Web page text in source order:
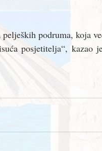
podruma, koja
posjetitelja“, kazao